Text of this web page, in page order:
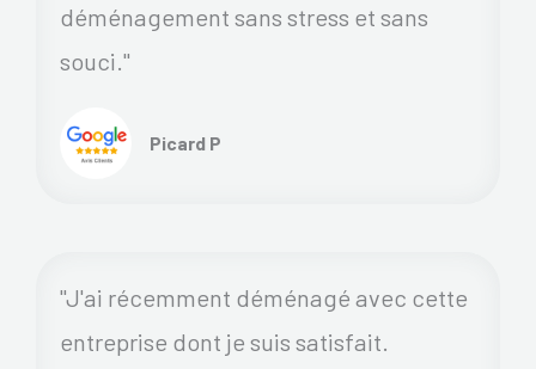
déménagement sans stress et sans
souci."
Picard P
"J'ai récemment déménagé avec cette
entreprise dont je suis satisfait.